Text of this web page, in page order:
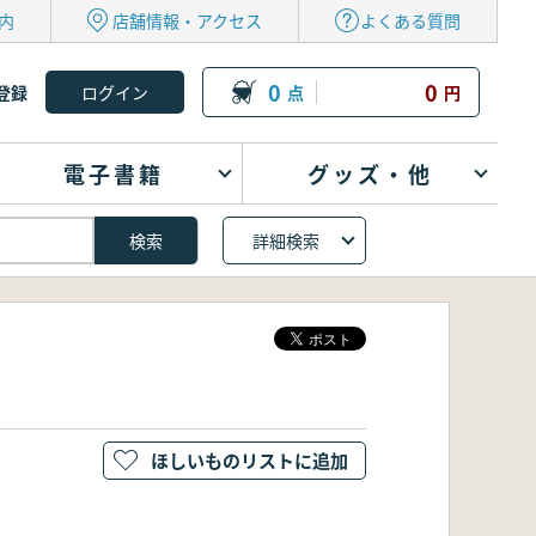
店舗情報・アクセス よくある質問
録 0 点 0 円
電子書籍 グッズ・他
詳細検索
ほしいものリストに追加